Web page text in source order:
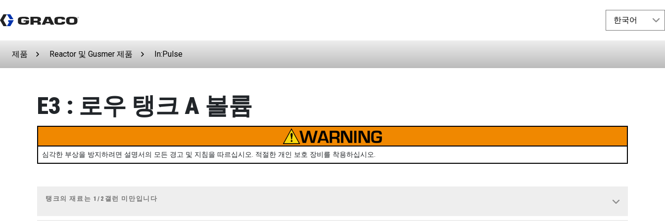
제품 Reactor 및 Gusmer 제품 In:Pulse
E3 : 로우 탱크 A 볼륨
심각한 부상을 방지하려면 설명서의 모든 경고 및 지침을 따르십시오. 적절한 개인 보호 장비를 착용하십시오.
탱크의 재료는 1/2갤런 미만입니다